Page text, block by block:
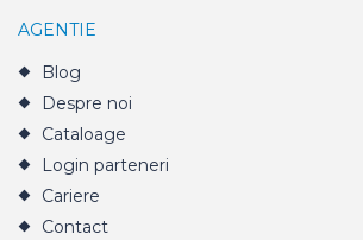
AGENTIE
Blog
Despre noi
Cataloage
Login parteneri
Cariere
Contact